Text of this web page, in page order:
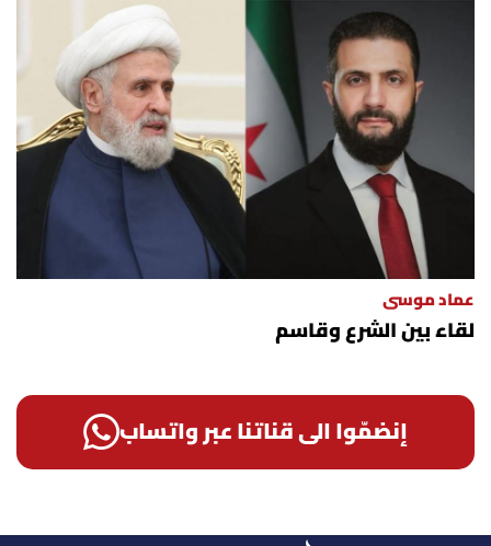
عماد موسى
لقاء بين الشرع وقاسم
إنضمّوا الى قناتنا عبر واتساب